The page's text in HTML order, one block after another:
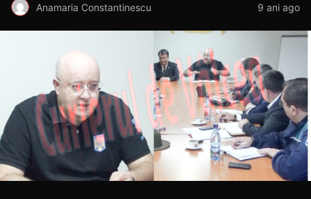
Anamaria Constantinescu 9 ani ago